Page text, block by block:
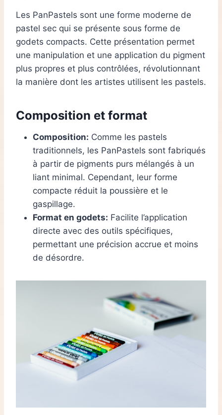
Les PanPastels sont une forme moderne de
pastel sec qui se présente sous forme de
godets compacts. Cette présentation permet
une manipulation et une application du pigment
plus propres et plus contrôlées, révolutionnant
la manière dont les artistes utilisent les pastels.
Composition et format
Composition: Comme les pastels
traditionnels, les PanPastels sont fabriqués
à partir de pigments purs mélangés à un
liant minimal. Cependant, leur forme
compacte réduit la poussière et le
gaspillage.
Format en godets: Facilite l’application
directe avec des outils spécifiques,
permettant une précision accrue et moins
de désordre.